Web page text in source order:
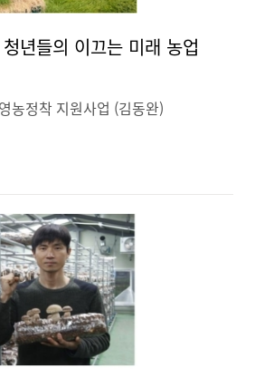
년들의 이끄는 미래 농업
농정착 지원사업 (김동완)